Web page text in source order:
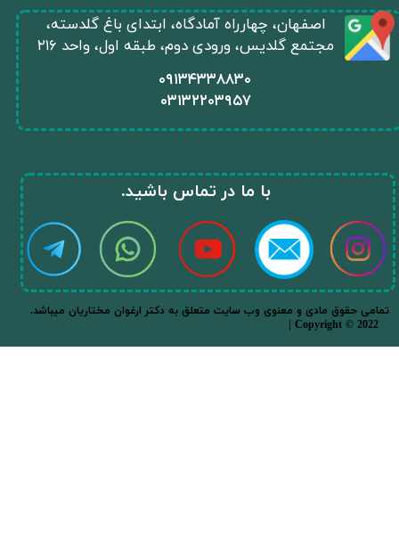
​۰۹۱۳۴۳۳۸۸۳۰
۰۳۱۳۲۲۰۳۹۵۷
​اصفهان، چهارراه آمادگاه، ابتدای باغ گلدسته،
مجتمع گلدیس، ورودی دوم، طبقه اول، واحد ۲۱۶
​با ما در تماس باشید.​​​​​​​
.تمامی حقوق مادی و معنوی وب سایت متعلق به دکتر ارغوان مختاریان میباشد
| Copyright © 2022